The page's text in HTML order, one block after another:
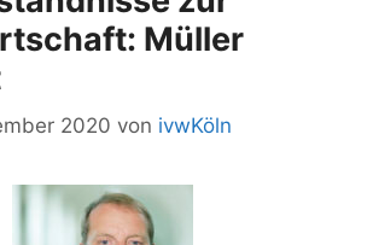
Müller
2020 von ivwKöln